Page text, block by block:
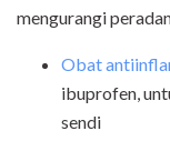
mengurangi
Obat
ibuprofen,
sendi